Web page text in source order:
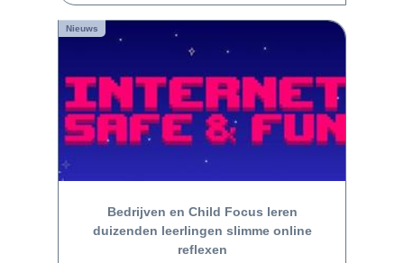
Nieuws
Bedrijven en Child Focus leren
duizenden leerlingen slimme online
reflexen